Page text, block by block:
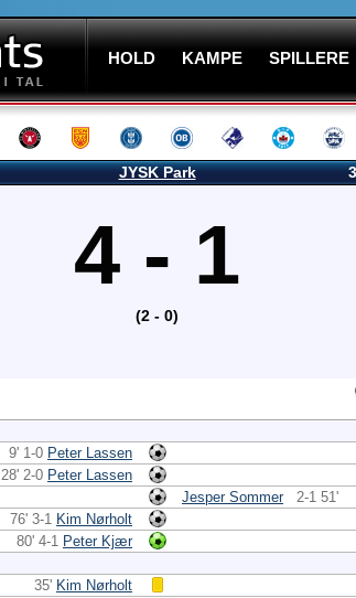
HOLD KAMPE SPILLERE
JYSK Park
4 - 1
(2 - 0)
9' 1-0 Peter Lassen
28' 2-0 Peter Lassen
Jesper Sommer
2-1 51'
76' 3-1 Kim Nørholt
80' 4-1 Peter Kjær
35' Kim Nørholt